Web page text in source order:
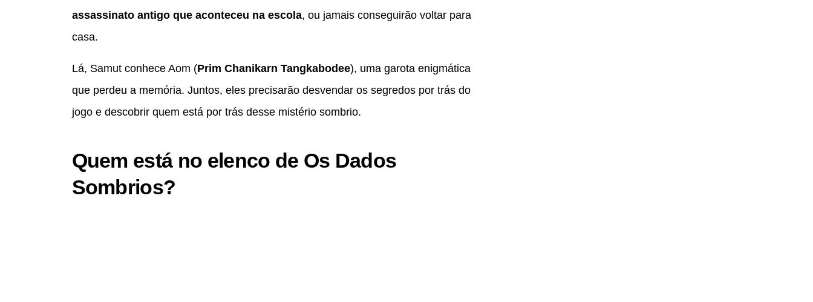
assassinato antigo que aconteceu na escola, ou jamais conseguirão voltar para
casa.
Lá, Samut conhece Aom (Prim Chanikarn Tangkabodee), uma garota enigmática
que perdeu a memória. Juntos, eles precisarão desvendar os segredos por trás do
jogo e descobrir quem está por trás desse mistério sombrio.
Quem está no elenco de Os Dados
Sombrios?